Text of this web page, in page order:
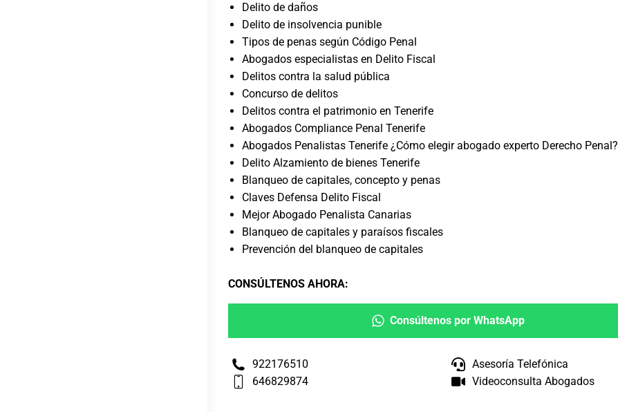
Delito de daños
Delito de insolvencia punible
Tipos de penas según Código Penal
Abogados especialistas en Delito Fiscal
Delitos contra la salud pública
Concurso de delitos
Delitos contra el patrimonio en Tenerife
Abogados Compliance Penal Tenerife
Abogados Penalistas Tenerife ¿Cómo elegir abogado experto Derecho Penal?
Delito Alzamiento de bienes Tenerife
Blanqueo de capitales, concepto y penas
Claves Defensa Delito Fiscal
Mejor Abogado Penalista Canarias
Blanqueo de capitales y paraísos fiscales
Prevención del blanqueo de capitales
CONSÚLTENOS AHORA:
Consúltenos por WhatsApp
922176510
646829874
Asesoría Telefónica
Videoconsulta Abogados